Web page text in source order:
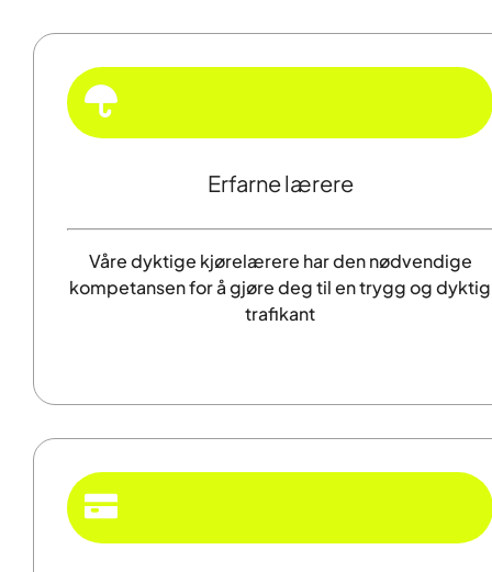
Erfarne lærere
Våre dyktige kjørelærere har den nødvendige
kompetansen for å gjøre deg til en trygg og dyktig
trafikant